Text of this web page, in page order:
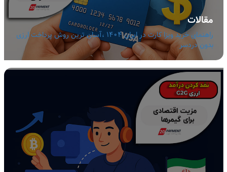
مقالات
راهنمای خرید ویزا کارت در ایران 1404 ،آسان ترین روش پرداخت ارزی
بدون دردسر